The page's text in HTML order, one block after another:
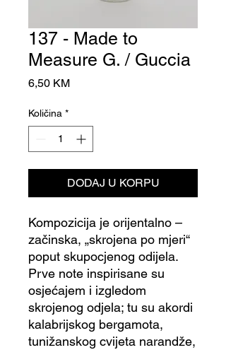
137 - Made to
Measure G. / Guccia
6,50 KMCijena
Količina *
DODAJ U KORPU
Kompozicija je orijentalno –
začinska, „skrojena po mjeri“
poput skupocjenog odijela.
Prve note inspirisane su
osjećajem i izgledom
skrojenog odjela; tu su akordi
kalabrijskog bergamota,
tunižanskog cvijeta narandže,